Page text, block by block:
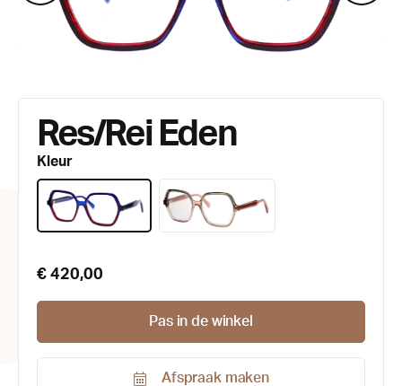
Res/Rei Eden
Kleur
€ 420,00
Pas in de winkel
Afspraak maken